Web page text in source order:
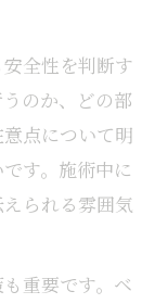
全性を判断す
のか、どの部
点について明
す。施術中に
られる雰囲気
重要です。ベ